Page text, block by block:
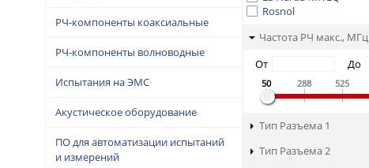
РЧ-компоненты коаксиальные
РЧ-компоненты волноводные
Испытания на ЭМС
Акустическое оборудование
ПО для автоматизации испытаний
и измерений
Rosnol
Частота РЧ макс., МГц
От
До
50 288 525
Тип Разъема 1
Тип Разъема 2